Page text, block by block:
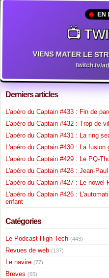
EN
📺
VIENS MATER LE
twitch.tv/
Derniers articles
L'apéro du Captain #433 : Fin de
L'apéro du Captain #432 : Trop de
L'apéro du Captain #431 : La ring
L'apéro du Captain #430 : La fusion
L'apéro du Captain #429 : Le PQ-
L'apéro du Captain #428 : Jean-
L'apéro du Captain #427 : Le
L'apéro du Captain #426 :
enfant
Catégories
Le Podcast High Tech (443)
Revues de web (137)
Le navire (77)
Breves (65)